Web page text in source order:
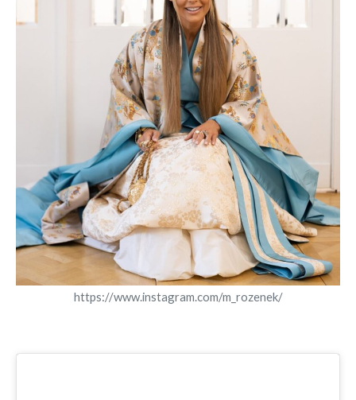
https://www.instagram.com/m_rozenek/